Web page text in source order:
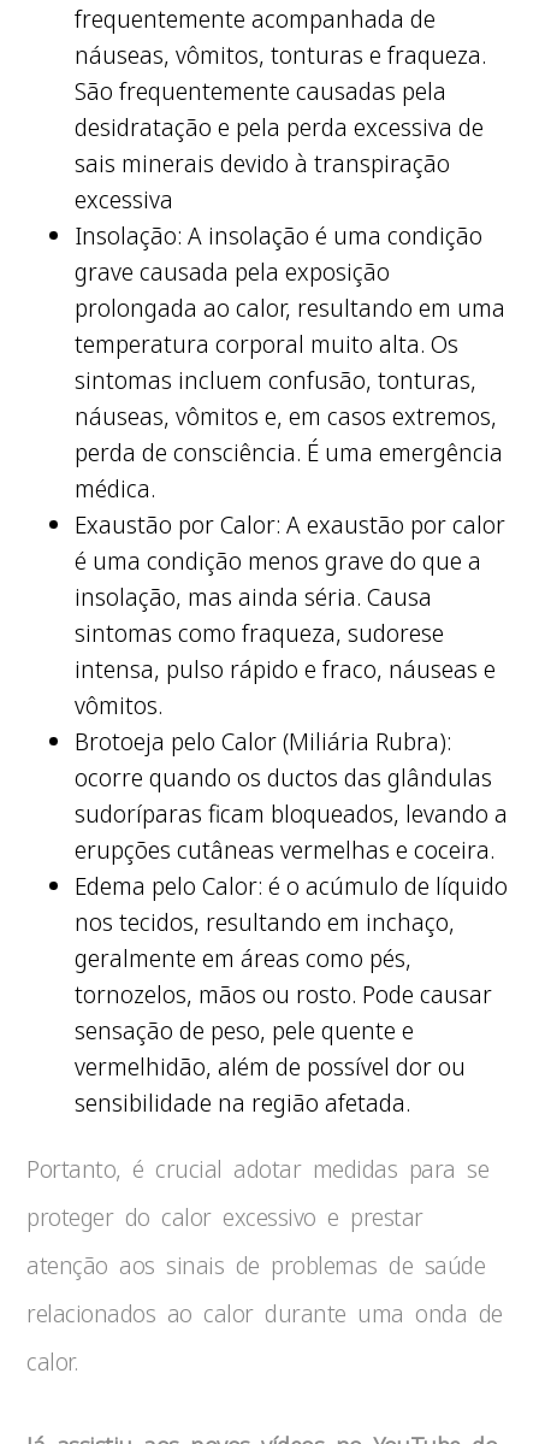
frequentemente acompanhada de
náuseas, vômitos, tonturas e fraqueza.
São frequentemente causadas pela
desidratação e pela perda excessiva de
sais minerais devido à transpiração
excessiva
Insolação: A insolação é uma condição
grave causada pela exposição
prolongada ao calor, resultando em uma
temperatura corporal muito alta. Os
sintomas incluem confusão, tonturas,
náuseas, vômitos e, em casos extremos,
perda de consciência. É uma emergência
médica.
Exaustão por Calor: A exaustão por calor
é uma condição menos grave do que a
insolação, mas ainda séria. Causa
sintomas como fraqueza, sudorese
intensa, pulso rápido e fraco, náuseas e
vômitos.
Brotoeja pelo Calor (Miliária Rubra):
ocorre quando os ductos das glândulas
sudoríparas ficam bloqueados, levando a
erupções cutâneas vermelhas e coceira.
Edema pelo Calor: é o acúmulo de líquido
nos tecidos, resultando em inchaço,
geralmente em áreas como pés,
tornozelos, mãos ou rosto. Pode causar
sensação de peso, pele quente e
vermelhidão, além de possível dor ou
sensibilidade na região afetada.
Portanto, é crucial adotar medidas para se
proteger do calor excessivo e prestar
atenção aos sinais de problemas de saúde
relacionados ao calor durante uma onda de
calor.